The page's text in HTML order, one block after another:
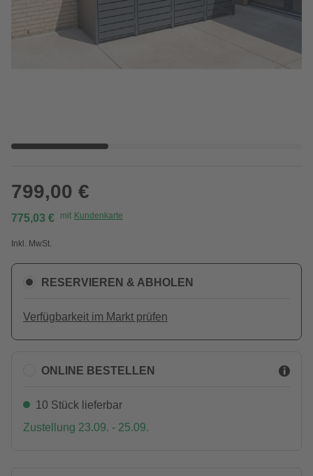
799,00 €
775,03 € mit Kundenkarte
Inkl. MwSt.
RESERVIEREN & ABHOLEN
Verfügbarkeit im Markt prüfen
ONLINE BESTELLEN
10 Stück lieferbar
Zustellung 23.09. - 25.09.